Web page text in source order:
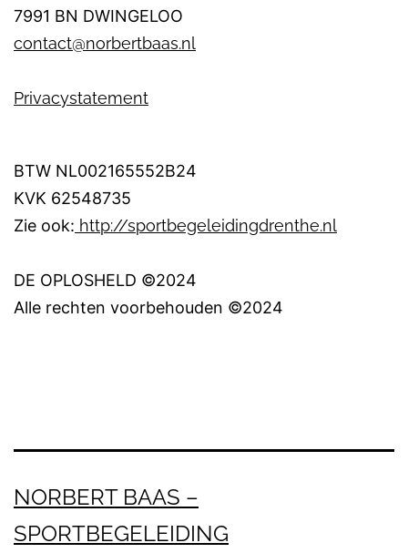
7991 BN DWINGELOO
contact@norbertbaas.nl
Privacystatement
BTW NL002165552B24
KVK 62548735
Zie ook: http://sportbegeleidingdrenthe.nl
DE OPLOSHELD ©2024
Alle rechten voorbehouden ©2024
NORBERT BAAS –
SPORTBEGELEIDING